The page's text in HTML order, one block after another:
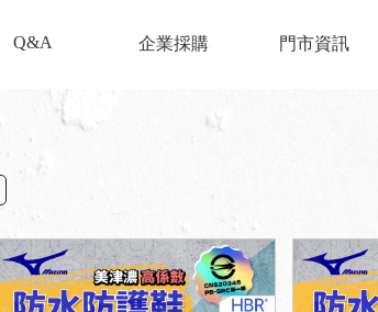
Q&A 企業採購 門市資訊